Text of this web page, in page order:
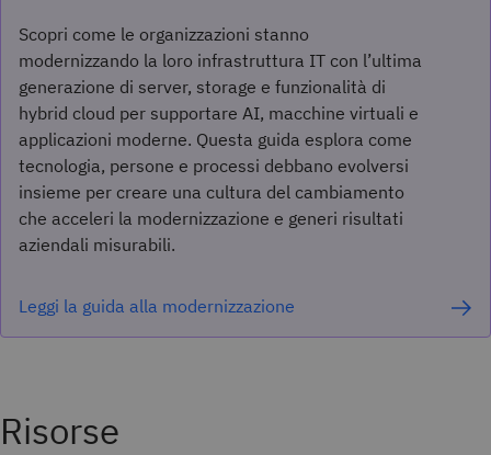
Scopri come le organizzazioni stanno
modernizzando la loro infrastruttura IT con l’ultima
generazione di server, storage e funzionalità di
hybrid cloud per supportare AI, macchine virtuali e
applicazioni moderne. Questa guida esplora come
tecnologia, persone e processi debbano evolversi
insieme per creare una cultura del cambiamento
che acceleri la modernizzazione e generi risultati
aziendali misurabili.
Leggi la guida alla modernizzazione
Risorse